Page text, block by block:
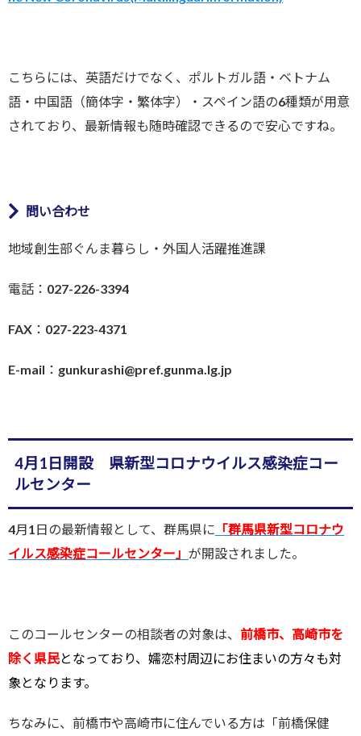
こちらには、英語だけでなく、ポルトガル語・ベトナム
語・中国語（簡体字・繁体字）・スペイン語の6種類が用意
されており、最新情報も随時確認できるので安心ですね。
問い合わせ
地域創生部ぐんま暮らし・外国人活躍推進課
電話：027-226-3394
FAX：027-223-4371
E-mail：gunkurashi@pref.gunma.lg.jp
4月1日開設 県新型コロナウイルス感染症コー
ルセンター
4月1日の最新情報として、群馬県に 「群馬県新型コロナウ
イルス感染症コールセンター」 が開設されました。
このコールセンターの相談者の対象は、 前橋市、高崎市を
除く県民となっており、嬬恋村周辺にお住まいの方々も対
象となります。
ちなみに、前橋市や高崎市に住んでいる方は「前橋保健